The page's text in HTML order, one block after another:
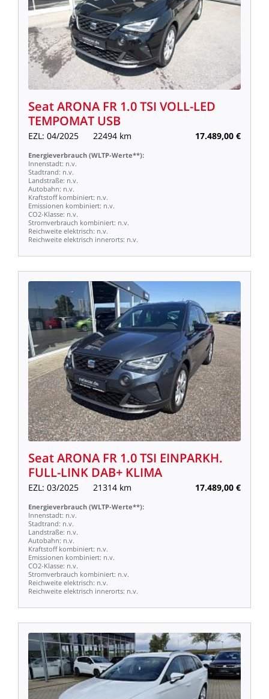
SeatARONA FR 1.0TSI VOLL-LED
TEMPOMAT USB
EZL: 04/2025 22494 km 17.489,00 €
Energieverbrauch (WLTP-Werte**):
Innenstadt: n.v.
Stadtrand: n.v.
Landstraße: n.v.
Autobahn: n.v.
Kraftstoff kombiniert: n.v.
Emissionen kombiniert: n.v.
CO2-Klasse: n.v.
Stromverbrauch kombiniert: n.v.
Reichweite elektrisch: n.v.
Reichweite elektrisch innerorts: n.v.
SeatARONA FR 1.0TSI EINPARKH.
FULL-LINK DAB+ KLIMA
EZL: 03/2025 21314 km 17.489,00 €
Energieverbrauch (WLTP-Werte**):
Innenstadt: n.v.
Stadtrand: n.v.
Landstraße: n.v.
Autobahn: n.v.
Kraftstoff kombiniert: n.v.
Emissionen kombiniert: n.v.
CO2-Klasse: n.v.
Stromverbrauch kombiniert: n.v.
Reichweite elektrisch: n.v.
Reichweite elektrisch innerorts: n.v.